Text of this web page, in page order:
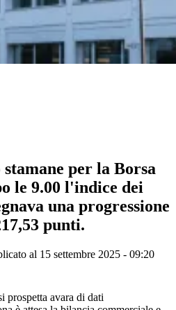
per la Borsa
le 9.00 l'indice dei
una progressione
punti.
al 15 settembre 2025 - 09:20
prospetta avara di dati